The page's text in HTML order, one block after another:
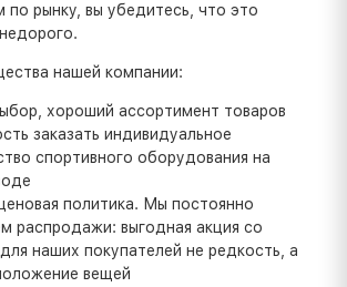
по рынку, вы убедитесь, что это
нашей компании:
хороший ассортимент товаров
заказать индивидуальное
спортивного оборудования на
политика. Мы постоянно
распродажи: выгодная акция со
наших покупателей не редкость, а
вещей